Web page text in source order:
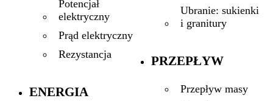
Potencjał
elektryczny
Prąd elektryczny
Rezystancja
ENERGIA
Ubranie: sukienki
i granitury
PRZEPŁYW
Przepływ masy